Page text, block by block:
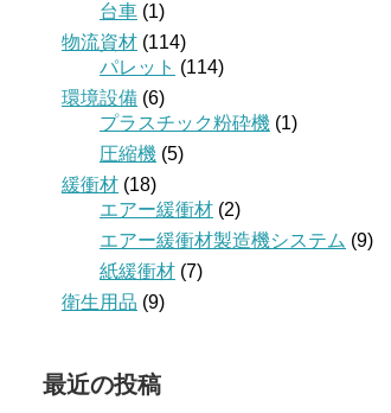
台車 (1)
物流資材 (114)
パレット (114)
環境設備 (6)
プラスチック粉砕機 (1)
圧縮機 (5)
緩衝材 (18)
エアー緩衝材 (2)
エアー緩衝材製造機システム (9)
紙緩衝材 (7)
衛生用品 (9)
最近の投稿